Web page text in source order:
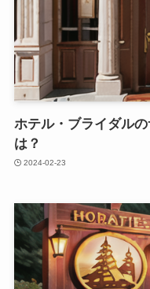
ホテル・ブライダル
は？
2024-02-23